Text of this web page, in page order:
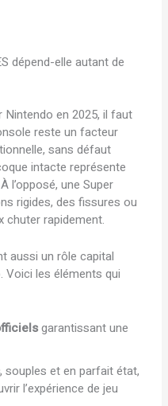
dépend-elle autant de
en 2025, il faut
reste un facteur
sans défaut
intacte représente
l’opposé, une Super
rigides, des fissures ou
chuter rapidement.
aussi un rôle capital
Voici les éléments qui
garantissant une
, souples et en parfait état,
l’expérience de jeu